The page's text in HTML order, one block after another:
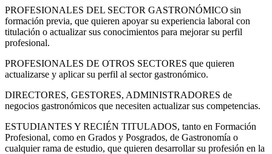
PROFESIONALES DEL SECTOR GASTRONÓMICO sin
formación previa, que quieren apoyar su experiencia laboral con
titulación o actualizar sus conocimientos para mejorar su perfil
profesional.
PROFESIONALES DE OTROS SECTORES que quieren
actualizarse y aplicar su perfil al sector gastronómico.
DIRECTORES, GESTORES, ADMINISTRADORES de
negocios gastronómicos que necesiten actualizar sus competencias.
ESTUDIANTES Y RECIÉN TITULADOS, tanto en Formación
Profesional, como en Grados y Posgrados, de Gastronomía o
cualquier rama de estudio, que quieren desarrollar su profesión en la